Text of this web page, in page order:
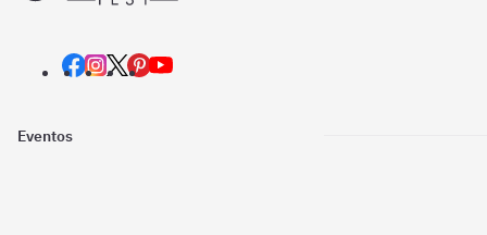
Eventos